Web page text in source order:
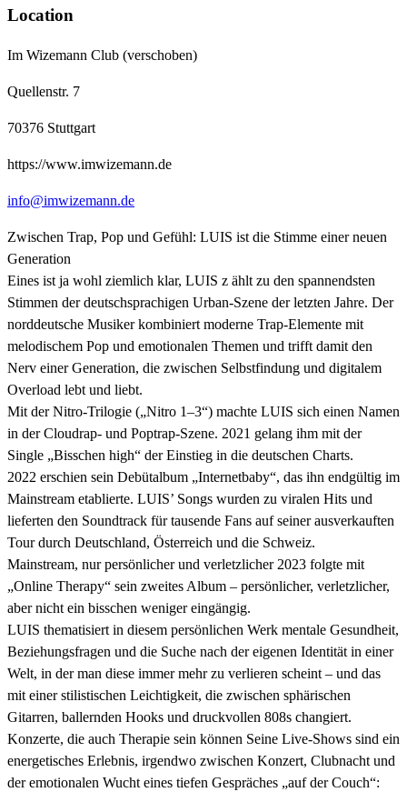
Location
Im Wizemann Club (verschoben)
Quellenstr. 7
70376 Stuttgart
https://www.imwizemann.de
info@imwizemann.de
Zwischen Trap, Pop und Gefühl: LUIS ist die Stimme einer neuen
Generation
Eines ist ja wohl ziemlich klar, LUIS z ählt zu den spannendsten
Stimmen der deutschsprachigen Urban-Szene der letzten Jahre. Der
norddeutsche Musiker kombiniert moderne Trap-Elemente mit
melodischem Pop und emotionalen Themen und trifft damit den
Nerv einer Generation, die zwischen Selbstfindung und digitalem
Overload lebt und liebt.
Mit der Nitro-Trilogie („Nitro 1–3“) machte LUIS sich einen Namen
in der Cloudrap- und Poptrap-Szene. 2021 gelang ihm mit der
Single „Bisschen high“ der Einstieg in die deutschen Charts.
2022 erschien sein Debütalbum „Internetbaby“, das ihn endgültig im
Mainstream etablierte. LUIS’ Songs wurden zu viralen Hits und
lieferten den Soundtrack für tausende Fans auf seiner ausverkauften
Tour durch Deutschland, Österreich und die Schweiz.
Mainstream, nur persönlicher und verletzlicher 2023 folgte mit
„Online Therapy“ sein zweites Album – persönlicher, verletzlicher,
aber nicht ein bisschen weniger eingängig.
LUIS thematisiert in diesem persönlichen Werk mentale Gesundheit,
Beziehungsfragen und die Suche nach der eigenen Identität in einer
Welt, in der man diese immer mehr zu verlieren scheint – und das
mit einer stilistischen Leichtigkeit, die zwischen sphärischen
Gitarren, ballernden Hooks und druckvollen 808s changiert.
Konzerte, die auch Therapie sein können Seine Live-Shows sind ein
energetisches Erlebnis, irgendwo zwischen Konzert, Clubnacht und
der emotionalen Wucht eines tiefen Gespräches „auf der Couch“: